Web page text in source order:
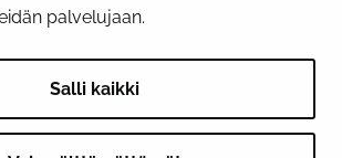
palvelujaan.
Salli kaikki